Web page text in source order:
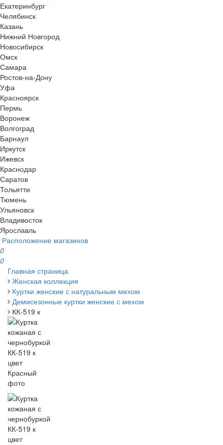
Екатеринбург
Челябинск
Казань
Нижний Новгород
Новосибирск
Омск
Самара
Ростов-на-Дону
Уфа
Красноярск
Пермь
Воронеж
Волгоград
Барнаул
Иркутск
Ижевск
Краснодар
Саратов
Тольятти
Тюмень
Ульяновск
Владивосток
Ярославль
Расположение магазинов
0
0
Главная страница
Женская коллекция
Куртки женские с натуральным мехом
Демисезонные куртки женские с мехом
КК-519 к